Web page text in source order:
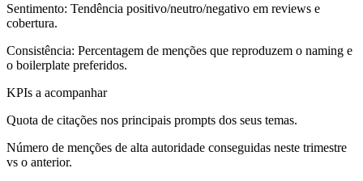
Sentimento: Tendência positivo/neutro/negativo em reviews e
cobertura.
Consistência: Percentagem de menções que reproduzem o naming e
o boilerplate preferidos.
KPIs a acompanhar
Quota de citações nos principais prompts dos seus temas.
Número de menções de alta autoridade conseguidas neste trimestre
vs o anterior.